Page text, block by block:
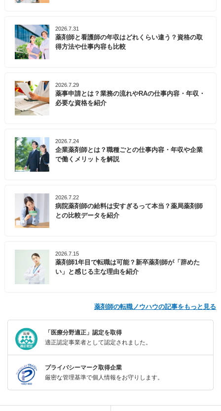
2026.7.31
薬剤師と看護師の年収はどれくらい違う？資格の取
得方法や仕事内容も比較
2026.7.29
薬事申請とは？業務の流れやRAの仕事内容・年収・
必要な資格を紹介
2026.7.24
企業薬剤師とは？職種ごとの仕事内容・年収や企業
で働くメリットを解説
2026.7.22
病院薬剤師の給料は安すぎるって本当？薬局薬剤師
との比較データを紹介
2026.7.15
薬剤師1年目で転職は可能？新卒薬剤師が「辞めた
い」と感じる主な理由を紹介
薬剤師の転職ノウハウの記事をもっと見る
「医療分野適正」認定を取得
適正認定事業者として認定されました。
プライバシーマーク取得企業
厳密な管理基準で個人情報をお守りします。